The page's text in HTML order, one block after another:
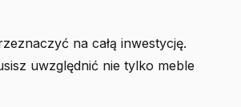
na całą inwestycję.
uwzględnić nie tylko meble